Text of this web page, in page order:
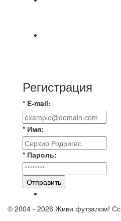
Регистрация
* E-mail:
* Имя:
* Пароль:
Отправить
© 2004 - 2026 Живи футзалом!